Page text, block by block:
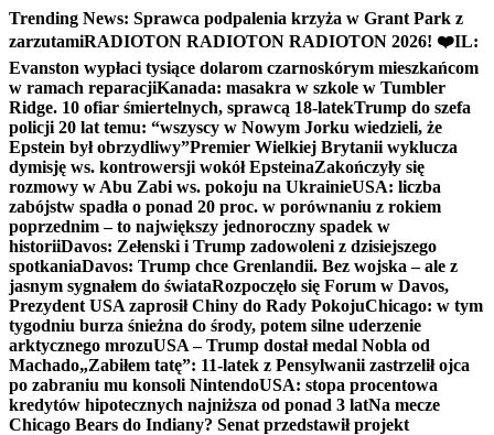
Skip
to
Trending News: Sprawca podpalenia krzyża w Grant Park z
zarzutamiRADIOTON RADIOTON RADIOTON 2026! ❤️IL:
Evanston wypłaci tysiące dolarom czarnoskórym mieszkańcom
w ramach reparacjiKanada: masakra w szkole w Tumbler
Ridge. 10 ofiar śmiertelnych, sprawcą 18-latekTrump do szefa
policji 20 lat temu: “wszyscy w Nowym Jorku wiedzieli, że
Epstein był obrzydliwy”Premier Wielkiej Brytanii wyklucza
dymisję ws. kontrowersji wokół EpsteinaZakończyły się
rozmowy w Abu Zabi ws. pokoju na UkrainieUSA: liczba
zabójstw spadła o ponad 20 proc. w porównaniu z rokiem
poprzednim – to największy jednoroczny spadek w
historiiDavos: Zełenski i Trump zadowoleni z dzisiejszego
spotkaniaDavos: Trump chce Grenlandii. Bez wojska – ale z
jasnym sygnałem do świataRozpoczęło się Forum w Davos,
Prezydent USA zaprosił Chiny do Rady PokojuChicago: w tym
tygodniu burza śnieżna do środy, potem silne uderzenie
arktycznego mrozuUSA – Trump dostał medal Nobla od
Machado„Zabiłem tatę”: 11-latek z Pensylwanii zastrzelił ojca
po zabraniu mu konsoli NintendoUSA: stopa procentowa
kredytów hipotecznych najniższa od ponad 3 latNa mecze
Chicago Bears do Indiany? Senat przedstawił projekt